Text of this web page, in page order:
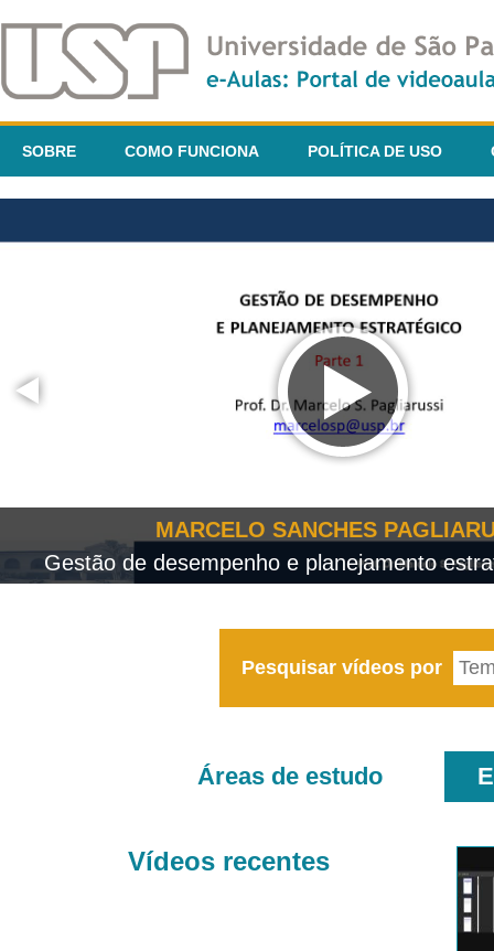
SOBRE COMO FUNCIONA POLÍTICA DE USO
MARCELO SANCHES
Gestão de desempenho e planejamento
Pesquisar vídeos por
Áreas de estudo
Vídeos recentes